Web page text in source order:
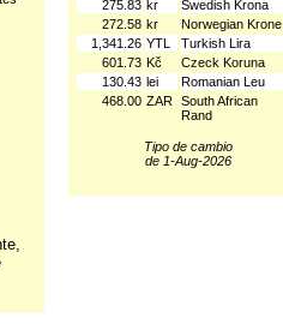
275.83 kr
Swedish Krona
272.58 kr
Norwegian Krone
1,341.26 YTL
Turkish Lira
601.73 Kč
Czeck Koruna
130.43 lei
Romanian Leu
468.00 ZAR South African
Rand
Tipo de cambio
de 1-Aug-2026